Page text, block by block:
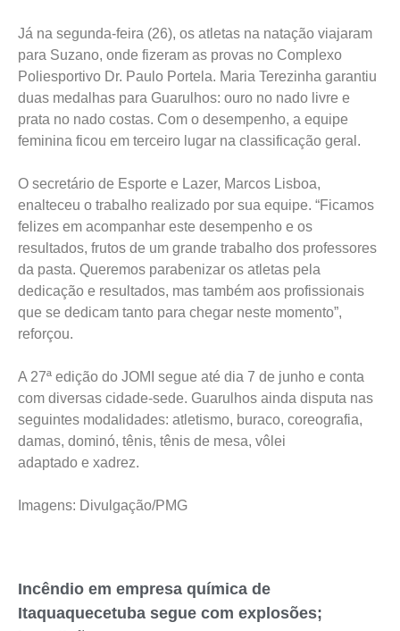
Já na segunda-feira (26), os atletas na natação viajaram
para Suzano, onde fizeram as provas no Complexo
Poliesportivo Dr. Paulo Portela. Maria Terezinha garantiu
duas medalhas para Guarulhos: ouro no nado livre e
prata no nado costas. Com o desempenho, a equipe
feminina ficou em terceiro lugar na classificação geral.
O secretário de Esporte e Lazer, Marcos Lisboa,
enalteceu o trabalho realizado por sua equipe. “Ficamos
felizes em acompanhar este desempenho e os
resultados, frutos de um grande trabalho dos professores
da pasta. Queremos parabenizar os atletas pela
dedicação e resultados, mas também aos profissionais
que se dedicam tanto para chegar neste momento”,
reforçou.
A 27ª edição do JOMI segue até dia 7 de junho e conta
com diversas cidade-sede. Guarulhos ainda disputa nas
seguintes modalidades: atletismo, buraco, coreografia,
damas, dominó, tênis, tênis de mesa, vôlei
adaptado e xadrez.
Imagens: Divulgação/PMG
Incêndio em empresa química de
Itaquaquecetuba segue com explosões;